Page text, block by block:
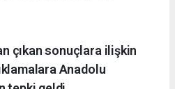
çıkan sonuçlara ilişkin
Anadolu